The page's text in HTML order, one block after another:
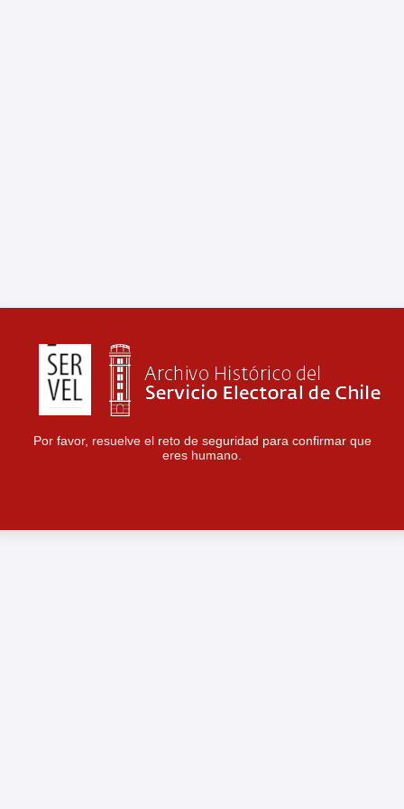
Por favor, resuelve el reto de seguridad para confirmar que
eres humano.